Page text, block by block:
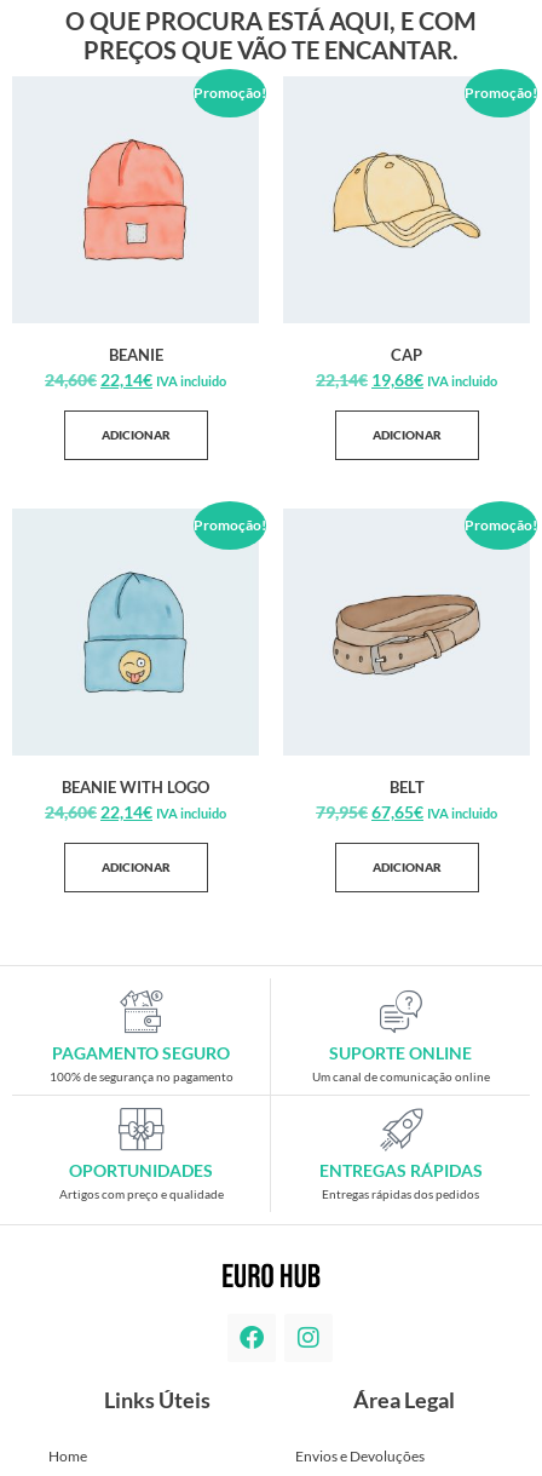
O QUE PROCURA ESTÁ AQUI, E COM
PREÇOS QUE VÃO TE ENCANTAR.
Promoção!
BEANIE
24,60€ 22,14€ IVA incluido
ADICIONAR
Promoção!
CAP
22,14€ 19,68€ IVA incluido
ADICIONAR
Promoção!
BEANIE WITH LOGO
24,60€ 22,14€ IVA incluido
ADICIONAR
Promoção!
BELT
79,95€67,65€ IVA incluido
ADICIONAR
PAGAMENTO SEGURO
100% de segurança no pagamento
SUPORTE ONLINE
Um canal de comunicação online
OPORTUNIDADES
Artigos com preço e qualidade
ENTREGAS RÁPIDAS
Entregas rápidas dos pedidos
Links Úteis
Home
Área Legal
Envios e Devoluções